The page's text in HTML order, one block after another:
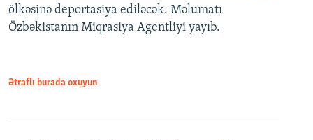
ölkəsinə deportasiya ediləcək. Məlumatı
Özbəkistanın Miqrasiya Agentliyi yayıb.
Ətraflı burada oxuyun